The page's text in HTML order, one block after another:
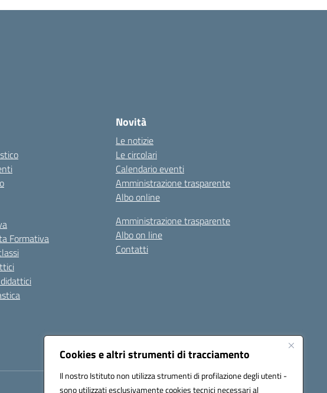
Cookies e altri strumenti di tracciamento
Il nostro Istituto non utilizza strumenti di profilazione degli utenti -
sono utilizzati esclusivamente cookies tecnici necessari al
Formativa
Novità
Le notizie
Le circolari
Calendario eventi
Amministrazione trasparente
Albo online
Amministrazione trasparente
Albo on line
Contatti